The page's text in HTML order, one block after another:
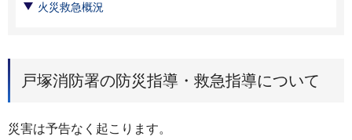
火災救急概況
戸塚消防署の防災指導・救急指導について
災害は予告なく起こります。